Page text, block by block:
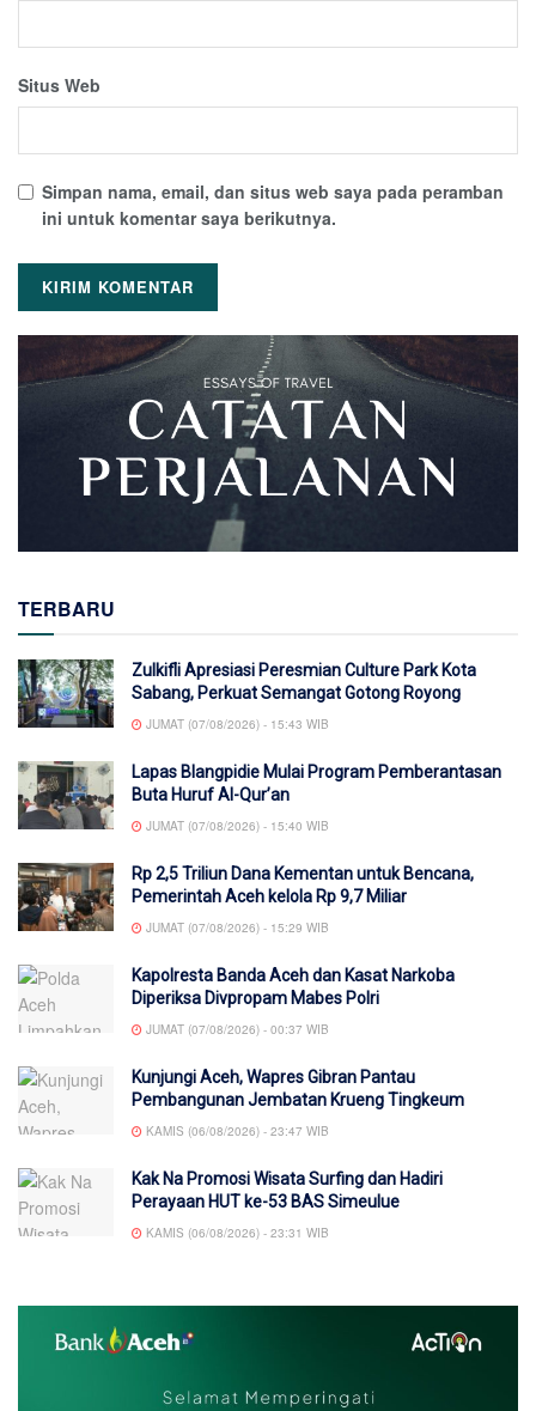
Situs Web
Simpan nama, email, dan situs web saya pada peramban
ini untuk komentar saya berikutnya.
TERBARU
Zulkifli Apresiasi Peresmian Culture Park Kota
Sabang, Perkuat Semangat Gotong Royong
JUMAT (07/08/2026) - 15:43 WIB
Lapas Blangpidie Mulai Program Pemberantasan
Buta Huruf Al-Qur’an
JUMAT (07/08/2026) - 15:40 WIB
Rp 2,5 Triliun Dana Kementan untuk Bencana,
Pemerintah Aceh kelola Rp 9,7 Miliar
JUMAT (07/08/2026) - 15:29 WIB
Kapolresta Banda Aceh dan Kasat Narkoba
Diperiksa Divpropam Mabes Polri
JUMAT (07/08/2026) - 00:37 WIB
Kunjungi Aceh, Wapres Gibran Pantau
Pembangunan Jembatan Krueng Tingkeum
KAMIS (06/08/2026) - 23:47 WIB
Kak Na Promosi Wisata Surfing dan Hadiri
Perayaan HUT ke-53 BAS Simeulue
KAMIS (06/08/2026) - 23:31 WIB